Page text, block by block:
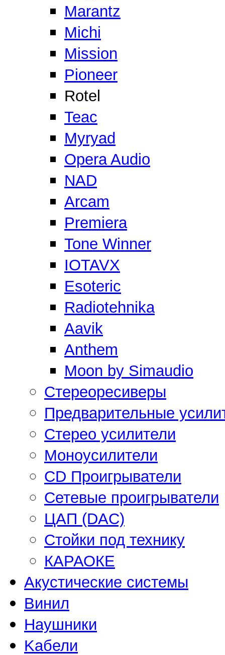
Marantz
Michi
Mission
Pioneer
Rotel
Teac
Myryad
Opera Audio
NAD
Arcam
Premiera
Tone Winner
IOTAVX
Esoteric
Radiotehnika
Aavik
Anthem
Moon by Simaudio
Стереоресиверы
Предварительные
Стерео усилители
Моноусилители
CD Проигрыватели
Сетевые проигрыватели
ЦАП (DAC)
Стойки под технику
КАРАОКЕ
Акустические системы
Винил
Наушники
Kабели